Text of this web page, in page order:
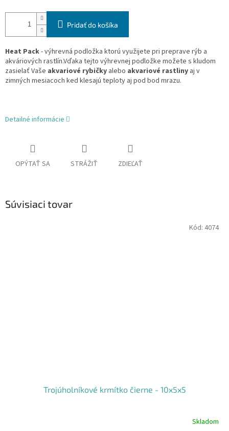
Pridať do košíka
Heat Pack- výhrevná podložka ktorú využijete pri preprave rýb a
akváriových rastlín.Vďaka tejto výhrevnej podložke možete s kludom
zasielať Vaše akvariové rybičky alebo akvariové rastliny aj v
zimných mesiacoch ked klesajú teploty aj pod bod mrazu.
Detailné informácie
OPÝTAŤ SA STRÁŽIŤ ZDIEĽAŤ
Súvisiaci tovar
Trojúholníkové krmítko čierne - 10x5x5
Skladom
Kód: 4074